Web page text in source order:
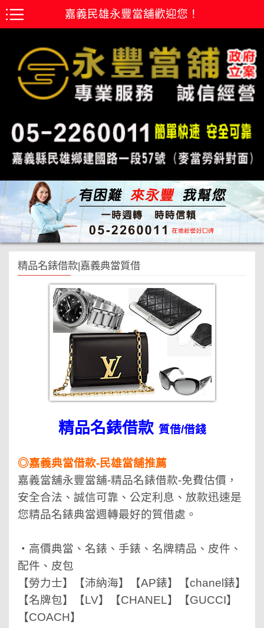
嘉義民雄永豐當舖歡迎您！
精品名錶借款|嘉義典當質借
精品名錶借款 質借/借錢
◎嘉義典當借款-民雄當舖推薦
嘉義當舖永豐當舖-精品名錶借款-免費估價，
安全合法、誠信可靠、公定利息、放款迅速是
您精品名錶典當週轉最好的質借處。
‧高價典當、名錶、手錶、名牌精品、皮件、
配件、皮包
【勞力士】【沛納海】【AP錶】【chanel錶】
【名牌包】【LV】【CHANEL】【GUCCI】
【COACH】